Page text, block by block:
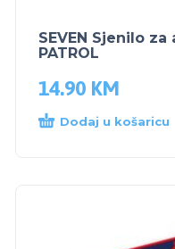
SEVEN Sjenilo
PATROL
14.90 KM
Dodaj u košaricu